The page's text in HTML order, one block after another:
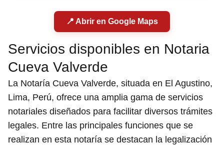
📍 Abrir en Google Maps
Servicios disponibles en Notaria
Cueva Valverde
La Notaría Cueva Valverde, situada en El Agustino,
Lima, Perú, ofrece una amplia gama de servicios
notariales diseñados para facilitar diversos trámites
legales. Entre las principales funciones que se
realizan en esta notaría se destacan la legalización